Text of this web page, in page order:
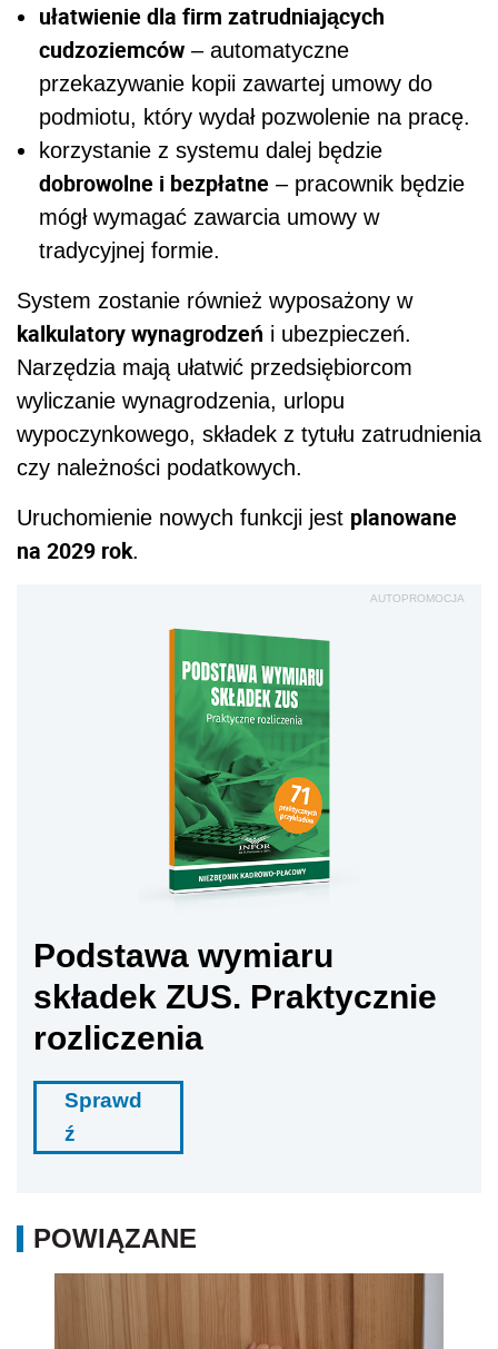
ułatwienie dla firm zatrudniających
cudzoziemców – automatyczne
przekazywanie kopii zawartej umowy do
podmiotu, który wydał pozwolenie na pracę.
korzystanie z systemu dalej będzie
dobrowolne i bezpłatne – pracownik będzie
mógł wymagać zawarcia umowy w
tradycyjnej formie.
System zostanie również wyposażony w
kalkulatory wynagrodzeń i ubezpieczeń.
Narzędzia mają ułatwić przedsiębiorcom
wyliczanie wynagrodzenia, urlopu
wypoczynkowego, składek z tytułu zatrudnienia
czy należności podatkowych.
Uruchomienie nowych funkcji jest planowane
na 2029 rok.
AUTOPROMOCJA
Podstawa wymiaru
składek ZUS. Praktycznie
rozliczenia
Sprawd
ź
POWIĄZANE